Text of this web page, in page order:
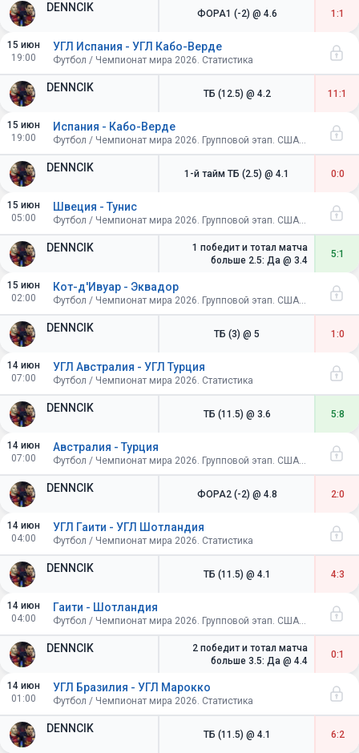
DENNCIK ФОРА1 (-2) @ 4.6 1:1
15 июн
19:00
DENNCIK
УГЛ Испания - УГЛ Кабо-Верде
Футбол / Чемпионат мира 2026. Статистика
ТБ (12.5) @ 4.2 11:1
15 июн
19:00
DENNCIK
Испания - Кабо-Верде
Футбол / Чемпионат мира 2026. Групповой этап. США-Канада-Мексика
1-й тайм ТБ (2.5) @ 4.1 0:0
15 июн
05:00
DENNCIK
Швеция - Тунис
Футбол / Чемпионат мира 2026. Групповой этап. США-Канада-Мексика
1 победит и тотал матча
больше 2.5: Да @ 3.4
5:1
15 июн
02:00
DENNCIK
Кот-д'Ивуар - Эквадор
Футбол / Чемпионат мира 2026. Групповой этап. США-Канада-Мексика
ТБ (3) @ 5 1:0
14 июн
07:00
DENNCIK
УГЛ Австралия - УГЛ Турция
Футбол / Чемпионат мира 2026. Статистика
ТБ (11.5) @ 3.6 5:8
14 июн
07:00
DENNCIK
Австралия - Турция
Футбол / Чемпионат мира 2026. Групповой этап. США-Канада-Мексика
ФОРА2 (-2) @ 4.8 2:0
14 июн
04:00
DENNCIK
УГЛ Гаити - УГЛ Шотландия
Футбол / Чемпионат мира 2026. Статистика
ТБ (11.5) @ 4.1 4:3
14 июн
04:00
DENNCIK
Гаити - Шотландия
Футбол / Чемпионат мира 2026. Групповой этап. США-Канада-Мексика
2 победит и тотал матча
больше 3.5: Да @ 4.4
0:1
14 июн
01:00
DENNCIK
УГЛ Бразилия - УГЛ Марокко
Футбол / Чемпионат мира 2026. Статистика
ТБ (11.5) @ 4.1 6:2